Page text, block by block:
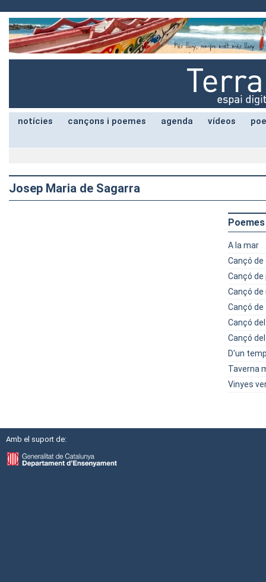
notícies cançons i poemes agenda vídeos
Josep Maria de Sagarra
Poemes
A la mar
Cançó
Cançó de
Cançó de
Cançó
Cançó
Cançó
D'un
Taverna
Vinyes
Amb el suport de: